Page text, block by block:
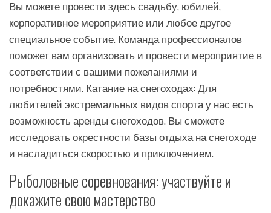
Вы можете провести здесь свадьбу, юбилей,
корпоративное мероприятие или любое другое
специальное событие. Команда профессионалов
поможет вам организовать и провести мероприятие в
соответствии с вашими пожеланиями и
потребностями. Катание на снегоходах: Для
любителей экстремальных видов спорта у нас есть
возможность аренды снегоходов. Вы сможете
исследовать окрестности базы отдыха на снегоходе
и насладиться скоростью и приключением.
Рыболовные соревнования: участвуйте и
докажите свою мастерство